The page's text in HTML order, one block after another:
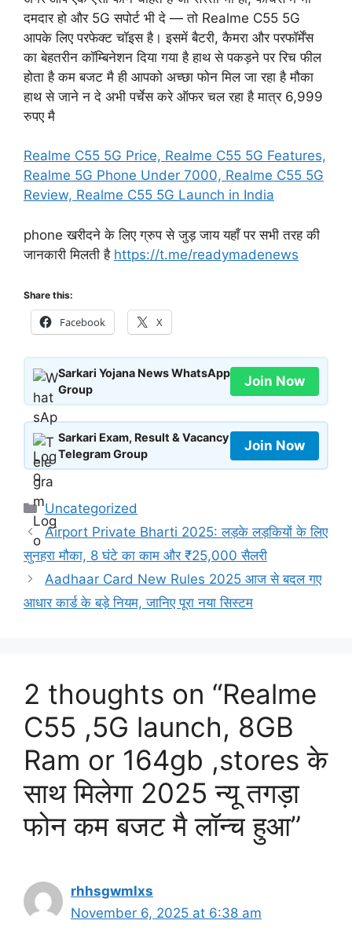
दमदार हो और 5G सपोर्ट भी दे — तो Realme C55 5G
आपके लिए परफेक्ट चॉइस है। इसमें बैटरी, कैमरा और परफॉर्मेंस
का बेहतरीन कॉम्बिनेशन दिया गया है हाथ से पकड़ने पर रिच फील
होता है कम बजट मै ही आपको अच्छा फोन मिल जा रहा है मौका
हाथ से जाने न दे अभी पर्चेस करे ऑफर चल रहा है मात्र 6,999
रुपए मै
Realme C55 5G Price, Realme C55 5G Features,
Realme 5G Phone Under 7000, Realme C55 5G
Review, Realme C55 5G Launch in India
phone खरीदने के लिए ग्रुप से जुड़ जाय यहाँ पर सभी तरह की
जानकारी मिलती है https://t.me/readymadenews
Share this:
Facebook X
Sarkari Yojana News WhatsApp
Group
Join Now
Sarkari Exam, Result & Vacancy
Telegram Group
Join Now
Categories
Uncategorized
Airport Private Bharti 2025: लड़के लड़कियों के लिए
सुनहरा मौका, 8 घंटे का काम और ₹25,000 सैलरी
Aadhaar Card New Rules 2025 आज से बदल गए
आधार कार्ड के बड़े नियम, जानिए पूरा नया सिस्टम
2 thoughts on “Realme
C55 ,5G launch, 8GB
Ram or 164gb ,stores के
साथ मिलेगा 2025 न्यू तगड़ा
फोन कम बजट मै लॉन्च हुआ”
rhhsgwmlxs
November 6, 2025 at 6:38 am